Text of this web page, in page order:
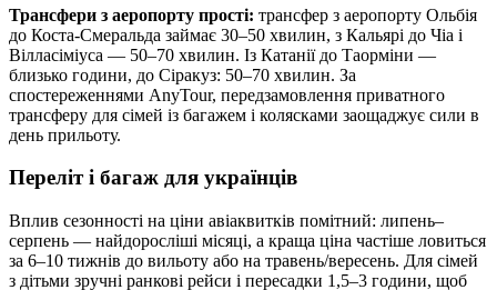
Трансфери з аеропорту прості: трансфер з аеропорту Ольбія
до Коста‑Смеральда займає 30–50 хвилин, з Кальярі до Чіа і
Вілласіміуса — 50–70 хвилин. Із Катанії до Таорміни —
близько години, до Сіракуз: 50–70 хвилин. За
спостереженнями AnyTour, передзамовлення приватного
трансферу для сімей із багажем і колясками заощаджує сили в
день прильоту.
Переліт і багаж для українців
Вплив сезонності на ціни авіаквитків помітний: липень–
серпень — найдоросліші місяці, а краща ціна частіше ловиться
за 6–10 тижнів до вильоту або на травень/вересень. Для сімей
з дітьми зручні ранкові рейси і пересадки 1,5–3 години, щоб